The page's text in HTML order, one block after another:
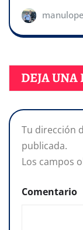
DEJA UNA
Tu dirección
publicada.
Los campos
Comentario